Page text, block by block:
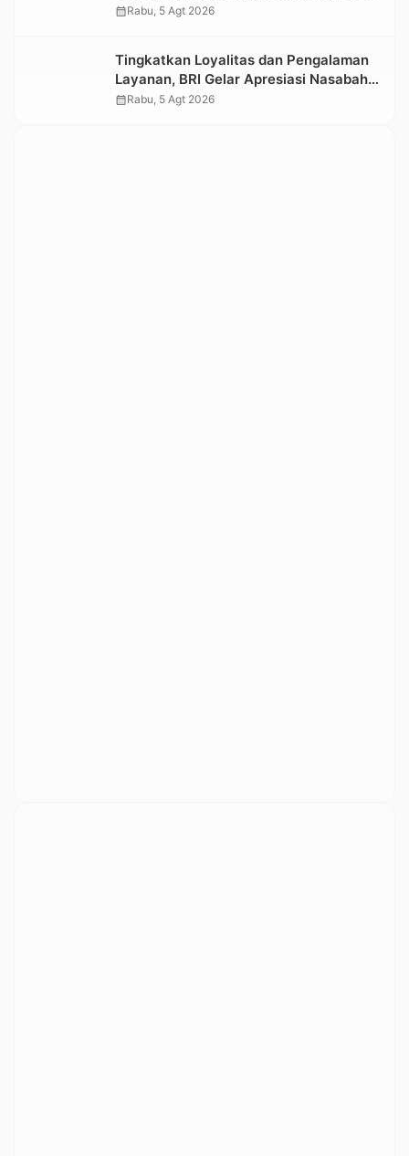
dan Stakeholder Terkait Diminta
calendar_monthRabu, 5 Agt 2026
Tingkatkan Loyalitas dan Pengalaman
Layanan, BRI Gelar Apresiasi Nasabah
Pensiunan
calendar_monthRabu, 5 Agt 2026